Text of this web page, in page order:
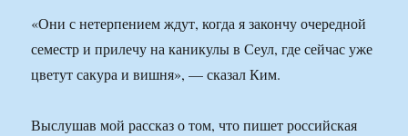
«Они с нетерпением ждут, когда я закончу очередной
семестр и прилечу на каникулы в Сеул, где сейчас уже
цветут сакура и вишня», — сказал Ким.
Выслушав мой рассказ о том, что пишет российская